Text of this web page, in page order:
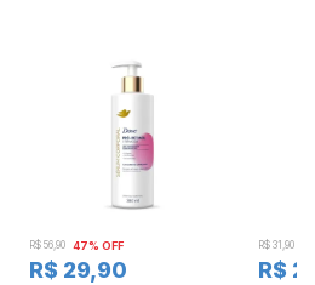
R$ 56,90 47% OFF
R$ 29,90
R$ 31,90
R$